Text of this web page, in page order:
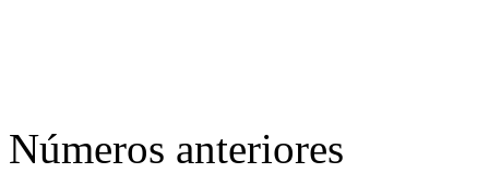
Números anteriores